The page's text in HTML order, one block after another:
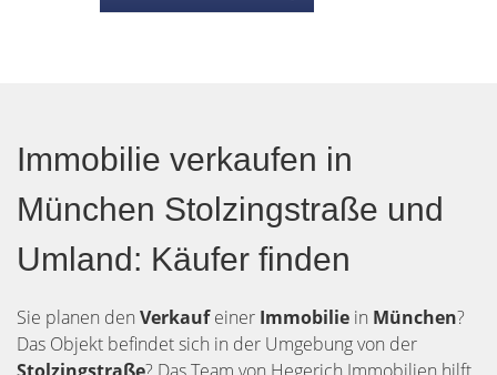
Immobilie verkaufen in
München Stolzingstraße und
Umland: Käufer finden
Sie planen den Verkaufeiner Immobilie in München?
Das Objekt befindet sich in der Umgebung von der